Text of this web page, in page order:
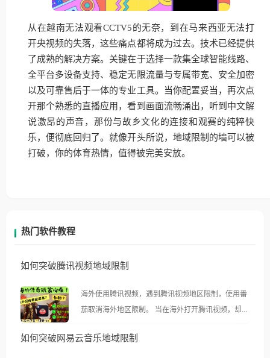
从在越南无法观看CCTV5的无奈，到在马来西亚无法打
开央视频的失落，这些痛点都将成为过去。技术已经提供
了成熟的解决方案。关键在于选择一款集全球智能线路、
全平台多设备支持、稳定无限流量与专属带宽、安全加密
以及可靠售后于一体的专业工具。当你配置妥当，再次点
开那个熟悉的直播应用，看到画面流畅涌出，听到中文解
说激昂的声音，那份与故乡文化的连接和观赛的纯粹快
乐，便彻底回归了。就像开头所说，地域限制的墙可以被
打破，你的体育热情，值得被完美安放。
热门软件教程
如何突破腾讯视频地域限制
海外使用腾讯视频，遇到腾讯视频地区限制，使用番
茄取消海外地区限制。 当在海外打开腾讯视频，却突
示语。 海外用户如香港、澳门、台湾、美国、加拿
如何突破网易云音乐地域限制